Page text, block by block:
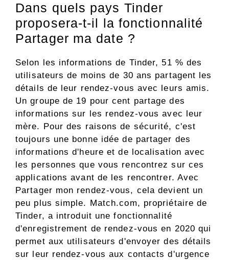
Dans quels pays Tinder
proposera-t-il la fonctionnalité
Partager ma date ?
Selon les informations de Tinder, 51 % des
utilisateurs de moins de 30 ans partagent les
détails de leur rendez-vous avec leurs amis.
Un groupe de 19 pour cent partage des
informations sur les rendez-vous avec leur
mère. Pour des raisons de sécurité, c'est
toujours une bonne idée de partager des
informations d'heure et de localisation avec
les personnes que vous rencontrez sur ces
applications avant de les rencontrer. Avec
Partager mon rendez-vous, cela devient un
peu plus simple. Match.com, propriétaire de
Tinder, a introduit une fonctionnalité
d'enregistrement de rendez-vous en 2020 qui
permet aux utilisateurs d'envoyer des détails
sur leur rendez-vous aux contacts d'urgence